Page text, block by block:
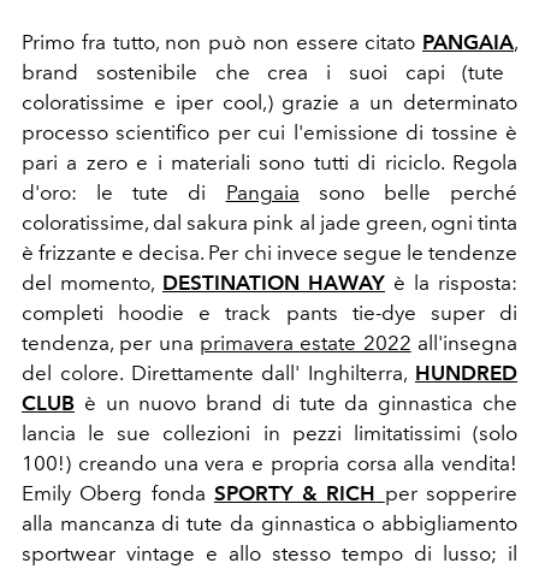
Primo fra tutto, non può non essere citato PANGAIA,
brand sostenibile che crea i suoi capi (tute
coloratissime e iper cool,) grazie a un determinato
processo scientifico per cui l'emissione di tossine è
pari a zero e i materiali sono tutti di riciclo. Regola
d'oro: le tute di Pangaia sono belle perché
coloratissime, dal sakura pink al jade green, ogni tinta
è frizzante e decisa. Per chi invece segue le tendenze
del momento, DESTINATION HAWAY è la risposta:
completi hoodie e track pants tie-dye super di
tendenza, per una primavera estate 2022 all'insegna
del colore. Direttamente dall' Inghilterra, HUNDRED
CLUB è un nuovo brand di tute da ginnastica che
lancia le sue collezioni in pezzi limitatissimi (solo
100!) creando una vera e propria corsa alla vendita!
Emily Oberg fonda SPORTY & RICH per sopperire
alla mancanza di tute da ginnastica o abbigliamento
sportwear vintage e allo stesso tempo di lusso; il